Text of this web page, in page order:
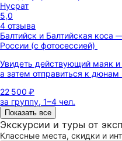
Нусрат
5,0
4 отзыва
Балтийск и Балтийская коса
России (с фотосессией)
Увидеть действующий маяк
а затем отправиться к
22 500 ₽
за группу, 1–4 чел.
Показать все
Экскурсии и туры от
Классные места, скидки и